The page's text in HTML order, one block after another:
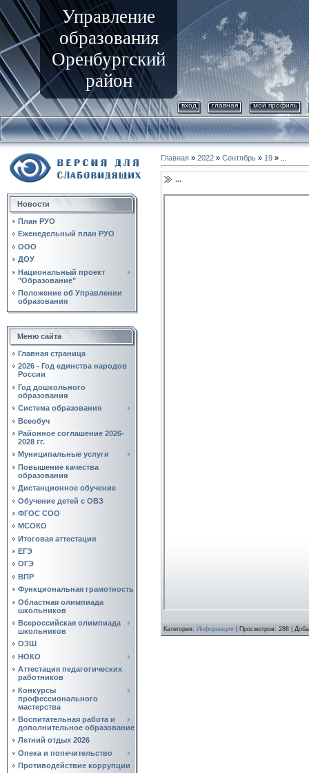
Управление
образования
Оренбургский
район
вход главная мой профиль
Новости
План РУО
Еженедельный план РУО
ООО
ДОУ
Национальный проект
"Образование"
Положение об Управлении
образования
Меню сайта
Главная страница
2026 - Год единства народов
России
Год дошкольного
образования
Система образования
Всеобуч
Районное соглашение 2026-
2028 гг.
Муниципальные услуги
Повышение качества
образования
Дистанционное обучение
Обучение детей с ОВЗ
ФГОС СОО
МСОКО
Итоговая аттестация
ЕГЭ
ОГЭ
ВПР
Функциональная грамотность
Областная олимпиада
школьников
Всероссийская олимпиада
школьников
ОЗШ
НОКО
Аттестация педагогических
работников
Конкурсы
профессионального
мастерства
Воспитательная работа и
дополнительное образование
Летний отдых 2026
Опека и попечительство
Противодействие коррупции
Главная » 2022 » Сентябрь » 19 » ...
...
Категория: Информация Просмотров: 288